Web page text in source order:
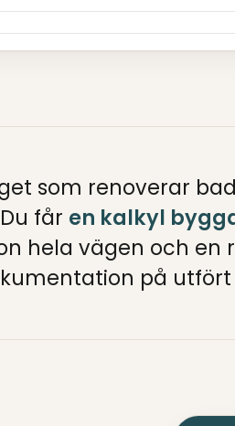
som renoverar
får en kalkyl
hela vägen och en
på